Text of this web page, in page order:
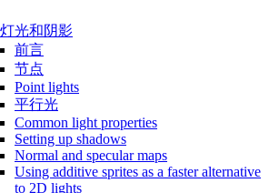
光和阴影
前言
节点
Point lights
平行光
Common light properties
Setting up shadows
Normal and specular maps
Using additive sprites as a faster alternative
to 2D lights